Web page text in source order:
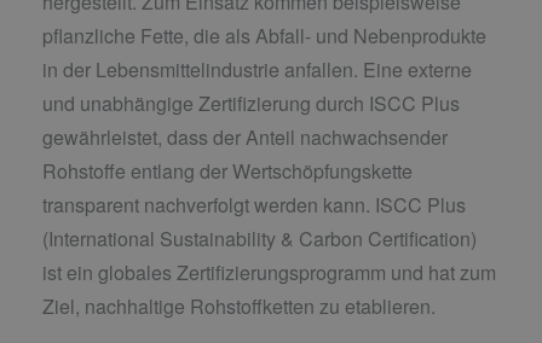
pflanzliche Fette, die als Abfall- und Nebenprodukte
in der Lebensmittelindustrie anfallen. Eine externe
und unabhängige Zertifizierung durch ISCC Plus
gewährleistet, dass der Anteil nachwachsender
Rohstoffe entlang der Wertschöpfungskette
transparent nachverfolgt werden kann. ISCC Plus
(International Sustainability & Carbon Certification)
ist ein globales Zertifizierungsprogramm und hat zum
Ziel, nachhaltige Rohstoffketten zu etablieren.